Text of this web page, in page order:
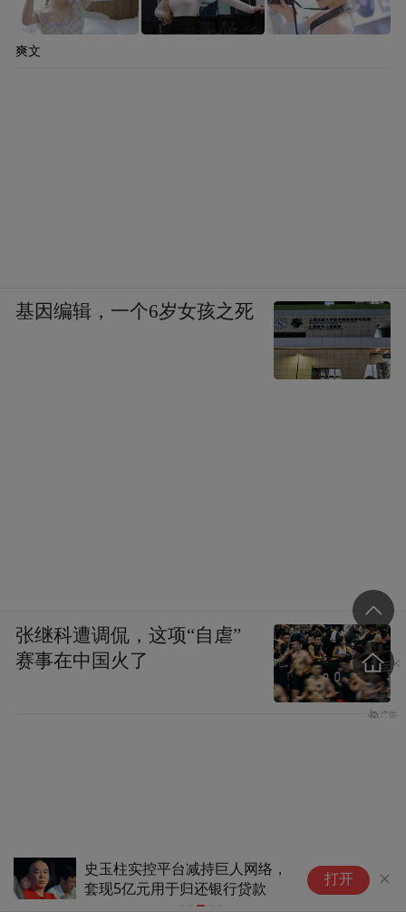
史玉柱实控平台减持巨人网络，
套现5亿元用于归还银行贷款
打开
爽文
基因编辑，一个6岁女孩之死
张继科遭调侃，这项“自虐”
赛事在中国火了